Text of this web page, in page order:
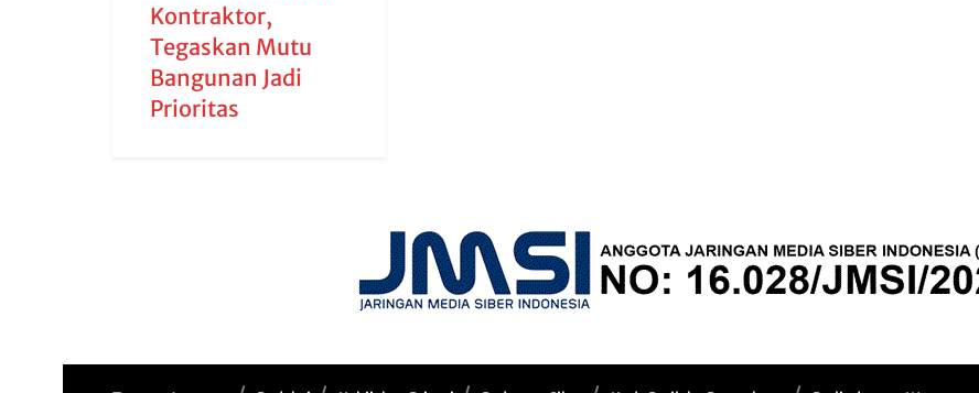
Kontraktor,
Tegaskan Mutu
Bangunan Jadi
Prioritas